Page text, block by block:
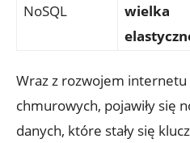
NoSQL
wielka
Wraz⁤ z rozwojem internetu
chmurowych, pojawiły się
danych, ⁤które stały się⁣